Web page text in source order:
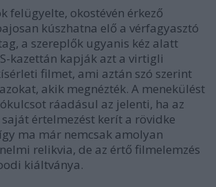
felügyelte, okostévén érkező
kúszhatna elő a vérfagyasztó
a szereplők ugyanis kéz alatt
kazettán kapják azt a virtigli
filmet, ami aztán szó szerint
akik megnézték. A menekülést
ráadásul az jelenti, ha az
értelmezést kerít a rövidke
így ma már nemcsak amolyan
relikvia, de az értő filmelemzés
kiáltványa.